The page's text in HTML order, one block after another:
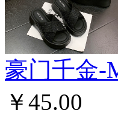
豪门千金-
￥45.00